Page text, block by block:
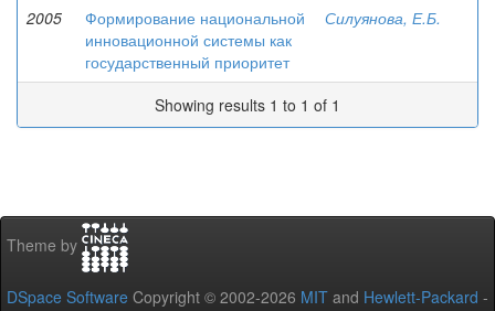
2005
Формирование национальной
инновационной системы как
государственный приоритет
Силуянова, Е.Б.
Showing results 1 to 1 of 1
Theme by
DSpace Software Copyright © 2002-2026 MIT and Hewlett-Packard -